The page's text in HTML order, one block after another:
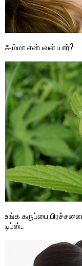
அம்மா என்பவள் யார்?
உங்க கருப்பை
டிப்ஸ்..